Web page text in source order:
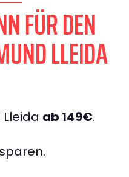
FÜR DEN
LLEIDA
ab 149€.
sparen.